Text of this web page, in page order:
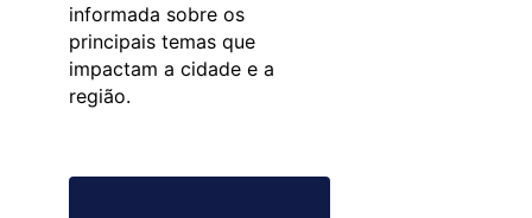
informada sobre os
principais temas que
impactam a cidade e a
região.